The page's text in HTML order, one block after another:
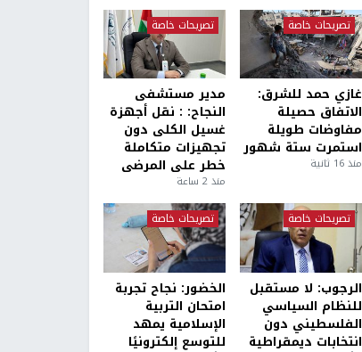
تصريحات خاصة
غازي حمد للشرق:
الاتفاق حصيلة
مفاوضات طويلة
استمرت ستة شهور
منذ 16 ثانية
تصريحات خاصة
مدير مستشفى
النجاح: : نقل أجهزة
غسيل الكلى دون
تجهيزات متكاملة
خطر على المرضى
منذ 2 ساعة
تصريحات خاصة
الرجوب: لا مستقبل
للنظام السياسي
الفلسطيني دون
انتخابات ديمقراطية
تصريحات خاصة
الخضور: نجاح تجربة
امتحان التربية
الإسلامية يمهد
للتوسع إلكترونيًا